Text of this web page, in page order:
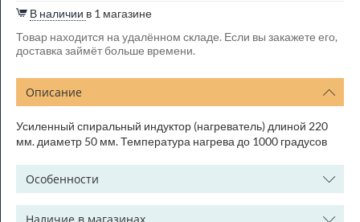
В наличии в 1 магазине
Товар находится на удалённом складе. Если вы закажете его,
доставка займёт больше времени.
Описание
Усиленный спиральный индуктор (нагреватель) длиной 220
мм. диаметр 50 мм. Температура нагрева до 1000 градусов
Особенности